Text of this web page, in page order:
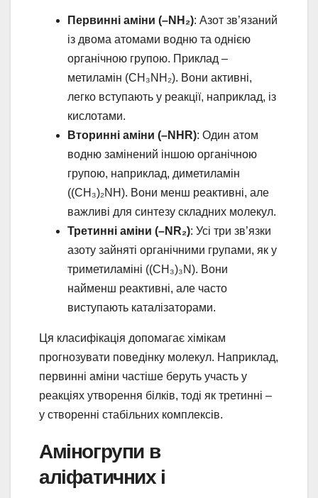
Первинні аміни (–NH₂): Азот зв’язаний
із двома атомами водню та однією
органічною групою. Приклад –
метиламін (CH₃NH₂). Вони активні,
легко вступають у реакції, наприклад, із
кислотами.
Вторинні аміни (–NHR): Один атом
водню замінений іншою органічною
групою, наприклад, диметиламін
((CH₃)₂NH). Вони менш реактивні, але
важливі для синтезу складних молекул.
Третинні аміни (–NR₂): Усі три зв’язки
азоту зайняті органічними групами, як у
триметиламіні ((CH₃)₃N). Вони
найменш реактивні, але часто
виступають каталізаторами.
Ця класифікація допомагає хімікам
прогнозувати поведінку молекул. Наприклад,
первинні аміни частіше беруть участь у
реакціях утворення білків, тоді як третинні –
у створенні стабільних комплексів.
Аміногрупи в
аліфатичних і